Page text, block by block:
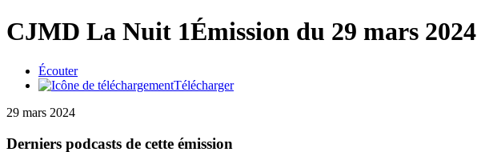
CJMD La Nuit 1Émission du 29 mars 2024
Écouter
Télécharger
29 mars 2024
Derniers podcasts de cette émission